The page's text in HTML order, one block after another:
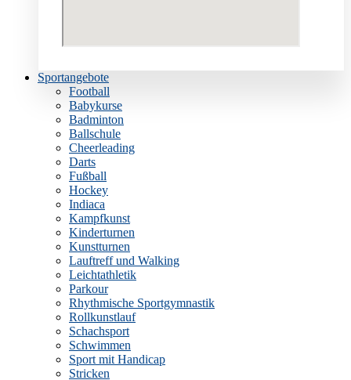
Sportangebote
Football
Babykurse
Badminton
Ballschule
Cheerleading
Darts
Fußball
Hockey
Indiaca
Kampfkunst
Kinderturnen
Kunstturnen
Lauftreff und Walking
Leichtathletik
Parkour
Rhythmische Sportgymnastik
Rollkunstlauf
Schachsport
Schwimmen
Sport mit Handicap
Stricken